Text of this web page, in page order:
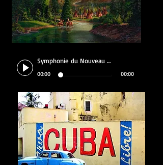
Symphonie du Nouveau Monde
00:00 00:00